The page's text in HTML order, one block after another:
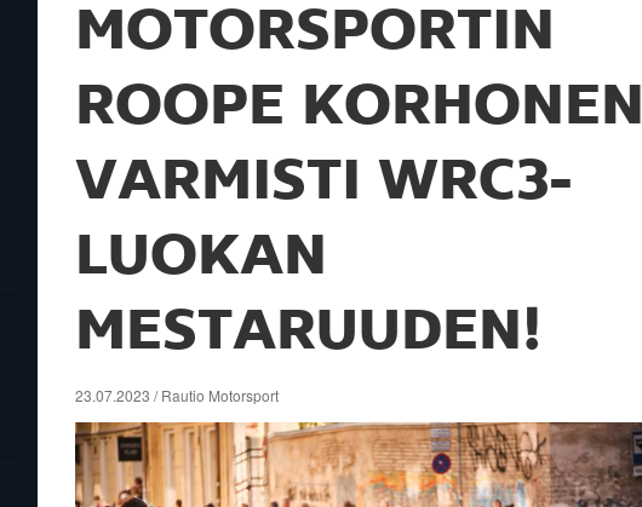
MOTORSPORTIN
ROOPE KORHONEN
VARMISTI WRC3-
LUOKAN
MESTARUUDEN!
23.07.2023 / Rautio Motorsport